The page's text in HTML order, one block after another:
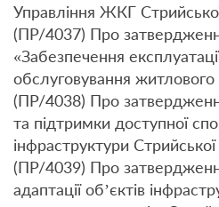
Управління ЖКГ
(ПР/4037) Про
«Забезпечення
обслуговування
(ПР/4038) Про
та підтримки доступної
інфраструктури
(ПР/4039) Про
адаптації об’єктів